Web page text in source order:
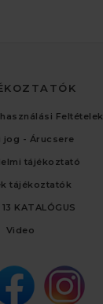
Feltételek
jog - Árucsere
tájékoztató
tájékoztatók
KATALÓGUS
Video